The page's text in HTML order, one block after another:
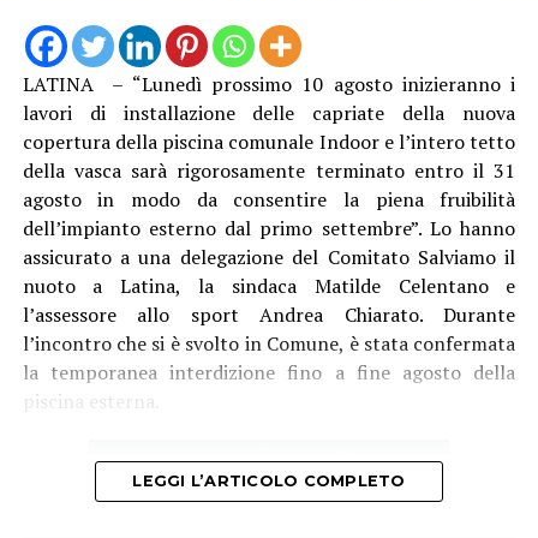
“La struttura messa in funzione questa mattina è lunga
13 metri e alta 3 metri, con travi in acciaio e specifici
trattamenti protettivi per garantire la durabilità anche
in ambienti marini”, è stato spiegato. Con il direttore
generale Natalino Corbo e il presidente del Consorzio di
Bonifica Lino Conti, erano presenti l’assessore regionale
all’Agricoltura Giancarlo Righini, il direttore generale di
Anbi Lazio Andrea Renna, il presidente della
commissione regionale attività produttive, Vittorio
Sambucci e il sindaco di Terracina Francesco Giannetti.
LATINA – “Lunedì prossimo 10 agosto inizieranno i
lavori di installazione delle capriate della nuova
copertura della piscina comunale Indoor e l’intero tetto
della vasca sarà rigorosamente terminato entro il 31
agosto in modo da consentire la piena fruibilità
dell’impianto esterno dal primo settembre”. Lo hanno
assicurato a una delegazione del Comitato Salviamo il
nuoto a Latina, la sindaca Matilde Celentano e
l’assessore allo sport Andrea Chiarato. Durante
l’incontro che si è svolto in Comune, è stata confermata
la temporanea interdizione fino a fine agosto della
piscina esterna.
LEGGI L’ARTICOLO COMPLETO